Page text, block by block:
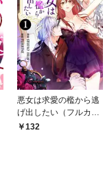
悪女は求愛の檻から逃
げ出したい（フルカラ
ー） 1
132